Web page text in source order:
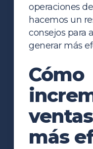
operaciones
hacemos un
consejos para
generar más
Cómo
más